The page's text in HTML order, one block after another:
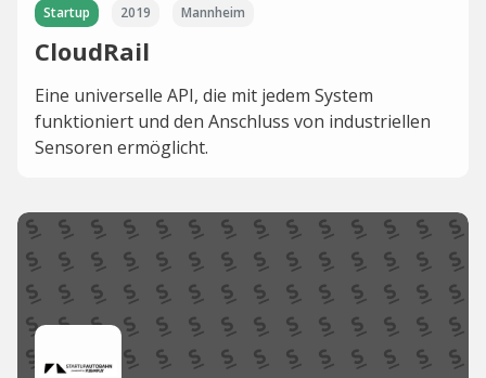
Startup 2019 Mannheim
CloudRail
Eine universelle API, die mit jedem System
funktioniert und den Anschluss von industriellen
Sensoren ermöglicht.